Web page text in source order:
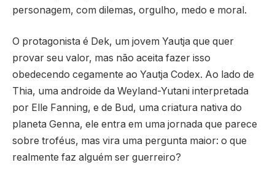
personagem, com dilemas, orgulho, medo e moral.
O protagonista é Dek, um jovem Yautja que quer
provar seu valor, mas não aceita fazer isso
obedecendo cegamente ao Yautja Codex. Ao lado de
Thia, uma androide da Weyland-Yutani interpretada
por Elle Fanning, e de Bud, uma criatura nativa do
planeta Genna, ele entra em uma jornada que parece
sobre troféus, mas vira uma pergunta maior: o que
realmente faz alguém ser guerreiro?